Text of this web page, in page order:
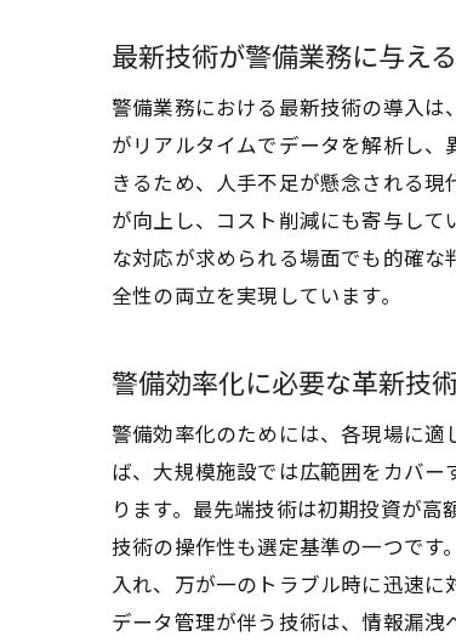
最新技術が警備業務に与え
警備業務における最新技術の導入は
がリアルタイムでデータを解析し
きるため、人手不足が懸念される
が向上し、コスト削減にも寄与し
な対応が求められる場面でも的確
全性の両立を実現しています。
警備効率化に必要な革新技
警備効率化のためには、各現場に
ば、大規模施設では広範囲をカバ
ります。最先端技術は初期投資が
技術の操作性も選定基準の一つで
入れ、万が一のトラブル時に迅速
データ管理が伴う技術は、情報漏